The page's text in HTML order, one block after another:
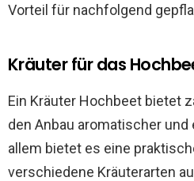
Vorteil für nachfolgend
Kräuter für das
Ein Kräuter Hochbeet bietet
den Anbau aromatischer
allem bietet es eine
verschiedene Kräuterarten